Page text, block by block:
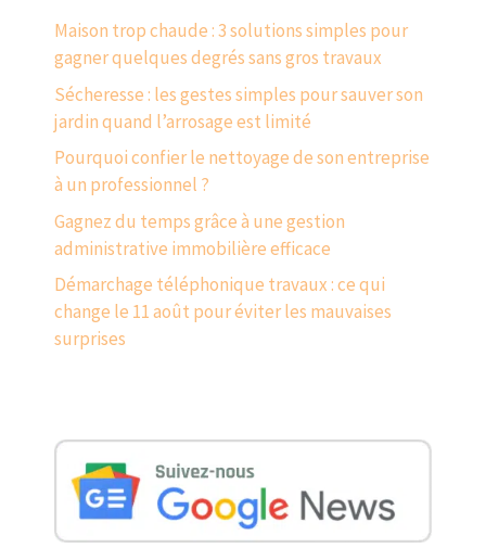
Maison trop chaude : 3 solutions simples pour
gagner quelques degrés sans gros travaux
Sécheresse : les gestes simples pour sauver son
jardin quand l’arrosage est limité
Pourquoi confier le nettoyage de son entreprise
à un professionnel ?
Gagnez du temps grâce à une gestion
administrative immobilière efficace
Démarchage téléphonique travaux : ce qui
change le 11 août pour éviter les mauvaises
surprises